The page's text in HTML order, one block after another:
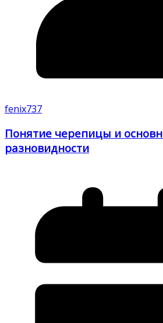
fenix737
Понятие черепицы и
разновидности